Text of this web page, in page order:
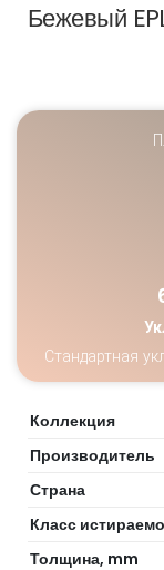
Бежевый
Стандартная
Коллекция
Производитель
Страна
Класс
Толщина, mm